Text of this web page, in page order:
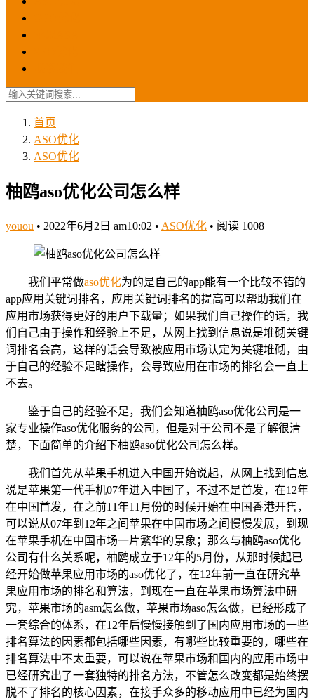
首页
ASO优化
ASO优化
柚鸥aso优化公司怎么样
youou • 2022年6月2日 am10:02 • ASO优化 • 阅读 1008
我们平常做aso优化为的是自己的app能有一个比较不错的
app应用关键词排名，应用关键词排名的提高可以帮助我们在
应用市场获得更好的用户下载量；如果我们自己操作的话，我
们自己由于操作和经验上不足，从网上找到信息说是堆砌关键
词排名会高，这样的话会导致被应用市场认定为关键堆砌，由
于自己的经验不足瞎操作，会导致应用在市场的排名会一直上
不去。
鉴于自己的经验不足，我们会知道柚鸥aso优化公司是一
家专业操作aso优化服务的公司，但是对于公司不是了解很清
楚，下面简单的介绍下柚鸥aso优化公司怎么样。
我们首先从苹果手机进入中国开始说起，从网上找到信息
说是苹果第一代手机07年进入中国了，不过不是首发，在12年
在中国首发，在之前11年11月份的时候开始在中国香港开售，
可以说从07年到12年之间苹果在中国市场之间慢慢发展，到现
在苹果手机在中国市场一片繁华的景象；那么与柚鸥aso优化
公司有什么关系呢，柚鸥成立于12年的5月份，从那时候起已
经开始做苹果应用市场的aso优化了，在12年前一直在研究苹
果应用市场的排名和算法，到现在一直在苹果市场算法中研
究，苹果市场的asm怎么做，苹果市场aso怎么做，已经形成了
一套综合的体系，在12年后慢慢接触到了国内应用市场的一些
排名算法的因素都包括哪些因素，有哪些比较重要的，哪些在
排名算法中不太重要，可以说在苹果市场和国内的应用市场中
已经研究出了一套独特的排名方法，不管怎么改变都是始终摆
脱不了排名的核心因素，在接手众多的移动应用中已经为国内